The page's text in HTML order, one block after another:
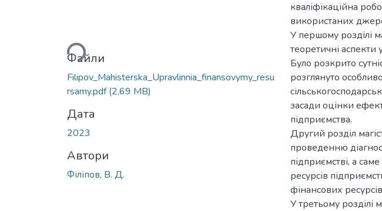
Вантажиться...
Файли
Filipov_Mahisterska_Upravlinnia_finansovymy_resu
rsamy.pdf(2,69 MB)
Дата
2023
Автори
Філіпов, В. Д.
кваліфікаційна
використаних
У першому розділі
теоретичні аспекти
Було розкрито
розглянуто
засади оцінки
підприємства.
Другий розділ
проведенню
підприємстві, а
ресурсів
фінансових
У третьому розділі